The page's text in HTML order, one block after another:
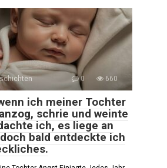
0 660
ich meiner Tochter
schrie und weinte
ich, es liege an
bald entdeckte ich